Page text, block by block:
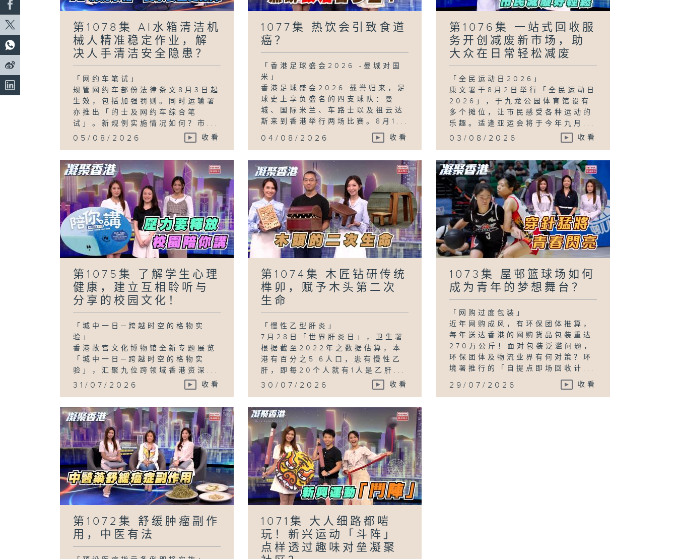
第1078集 AI水箱清洁机
械人精准稳定作业，解
决人手清洁安全隐患？
「网约车笔试」
规管网约车部份法律条文8月3日起
生效，包括加强罚则。同时运输署
亦推出「的士及网约车综合笔
试」。新规例实施情况如何？市...
05/08/2026 收看
1077集 热饮会引致食道
癌？
「香港足球盛会2026 -曼城对国
米」
香港足球盛会2026 载誉归来，足
球史上享负盛名的四支球队：曼
城、国际米兰、车路士以及祖云达
斯来到香港举行两场比赛。8月1...
04/08/2026 收看
第1076集 一站式回收服
务开创减废新市场，助
大众在日常轻松减废
「全民运动日2026」
康文署于8月2日举行「全民运动日
2026」，于九龙公园体育馆设有
多个摊位，让市民感受各种运动的
乐趣。适逢亚运会将于今年九月...
03/08/2026 收看
第1075集 了解学生心理
健康，建立互相聆听与
分享的校园文化！
「城中一日─跨越时空的格物实
验」
香港故宫文化博物馆全新专题展览
「城中一日─跨越时空的格物实
验」，汇聚九位跨领域香港资深...
31/07/2026 收看
第1074集 木匠钻研传统
榫卯，赋予木头第二次
生命
「慢性乙型肝炎」
7月28日「世界肝炎日」，卫生署
根据截至2022年之数据估算，本
港有百分之5.6人口，患有慢性乙
肝，即每20个人就有1人是乙肝...
30/07/2026 收看
1073集 屋邨篮球场如何
成为青年的梦想舞台？
「网购过度包装」
近年网购成风，有环保团体推算，
每年送达香港的网购货品包装重达
270万公斤！面对包装泛滥问题，
环保团体及物流业界有何对策？环
境署推行的「自提点即场回收计...
29/07/2026 收看
第1072集 舒缓肿瘤副作
用，中医有法
1071集 大人细路都啱
玩！新兴运动「斗阵」
点样透过趣味对垒凝聚